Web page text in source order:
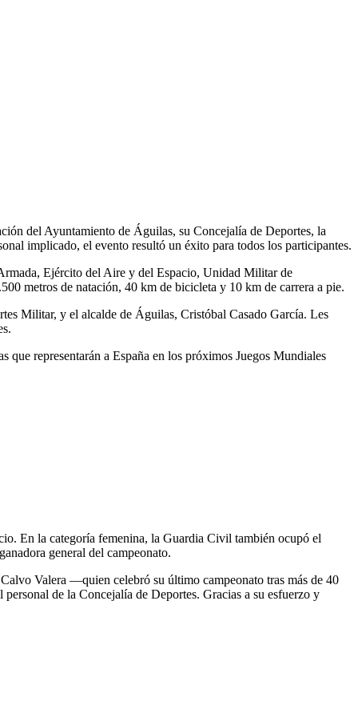
del Ayuntamiento de Águilas, su Concejalía de Deportes, la
implicado, el evento resultó un éxito para todos los participantes.
Ejército del Aire y del Espacio, Unidad Militar de
metros de natación, 40 km de bicicleta y 10 km de carrera a pie.
Militar, y el alcalde de Águilas, Cristóbal Casado García. Les
representarán a España en los próximos Juegos Mundiales
En la categoría femenina, la Guardia Civil también ocupó el
general del campeonato.
Valera —quien celebró su último campeonato tras más de 40
de la Concejalía de Deportes. Gracias a su esfuerzo y